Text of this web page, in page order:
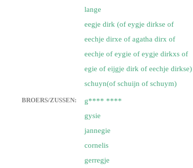
van franciscus cornelis (sr)
lange
eegje dirk (of eygje dirkse of
eechje dirxe of agatha dirx of
eechje of eygie of eygje dirkxs of
egie of eijgje dirk of eechje dirkse)
schuyn(of schuijn of schuym)
BROERS/ZUSSEN:
g**** ****
gysie
jannegie
cornelis
gerregje